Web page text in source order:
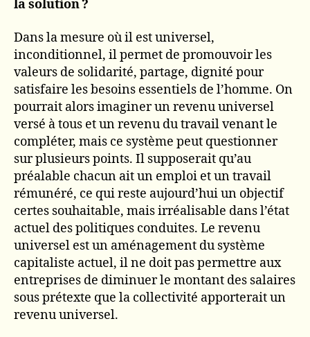
la solution ?
Dans la mesure où il est universel,
inconditionnel, il permet de promouvoir les
valeurs de solidarité, partage, dignité pour
satisfaire les besoins essentiels de l’homme. On
pourrait alors imaginer un revenu universel
versé à tous et un revenu du travail venant le
compléter, mais ce système peut questionner
sur plusieurs points. Il supposerait qu’au
préalable chacun ait un emploi et un travail
rémunéré, ce qui reste aujourd’hui un objectif
certes souhaitable, mais irréalisable dans l’état
actuel des politiques conduites. Le revenu
universel est un aménagement du système
capitaliste actuel, il ne doit pas permettre aux
entreprises de diminuer le montant des salaires
sous prétexte que la collectivité apporterait un
revenu universel.